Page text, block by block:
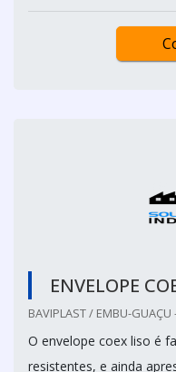
ENVELOPE
BAVIPLAST / EMBU-GUAÇU
O envelope coex liso é
resistentes, e ainda